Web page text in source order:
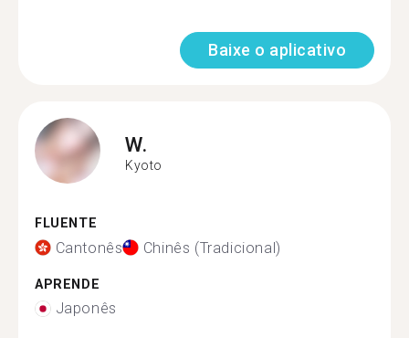
Baixe o aplicativo
W.
Kyoto
FLUENTE
Cantonês Chinês (Tradicional)
APRENDE
Japonês